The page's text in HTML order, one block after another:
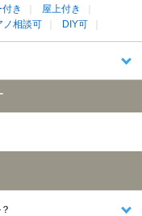
き
屋上付き
ノ相談可 DIY可